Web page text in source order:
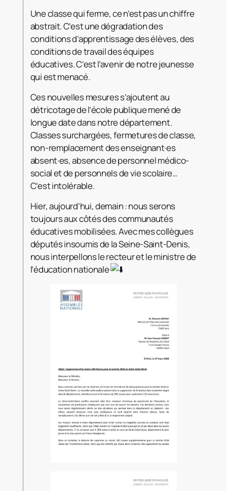
Une classe qui ferme, ce n’est pas un chiffre
abstrait. C’est une dégradation des
conditions d’apprentissage des élèves, des
conditions de travail des équipes
éducatives. C’est l’avenir de notre jeunesse
qui est menacé.
Ces nouvelles mesures s’ajoutent au
détricotage de l’école publique mené de
longue date dans notre département.
Classes surchargées, fermetures de classe,
non-remplacement des enseignant·es
absent·es, absence de personnel médico-
social et de personnels de vie scolaire…
C’est intolérable.
Hier, aujourd’hui, demain : nous serons
toujours aux côtés des communautés
éducatives mobilisées. Avec mes collègues
députés insoumis de la Seine-Saint-Denis,
nous interpellons le recteur et le ministre de
l’éducation nationale